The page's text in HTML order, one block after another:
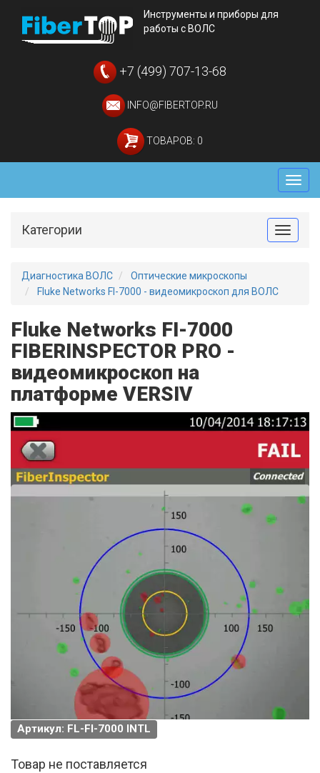
Инструменты и приборы для
работы с ВОЛС
+7 (499) 707-13-68
INFO@FIBERTOP.RU
ТОВАРОВ: 0
Меню
Toggle
Категории
Диагностика ВОЛС
Оптические микроскопы
Fluke Networks FI-7000 - видеомикроскоп для ВОЛС
Fluke Networks FI-7000
FIBERINSPECTOR PRO -
видеомикроскоп на
платформе VERSIV
Артикул: FL-FI-7000 INTL
Товар не поставляется